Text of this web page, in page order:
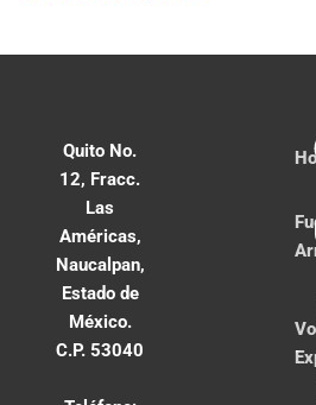
Quito No.
12, Fracc.
Las
Américas,
Naucalpan,
Estado de
México.
C.P. 53040